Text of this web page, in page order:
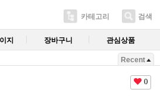
카테고리 검색
지 장바구니 관심상품
Recent
0